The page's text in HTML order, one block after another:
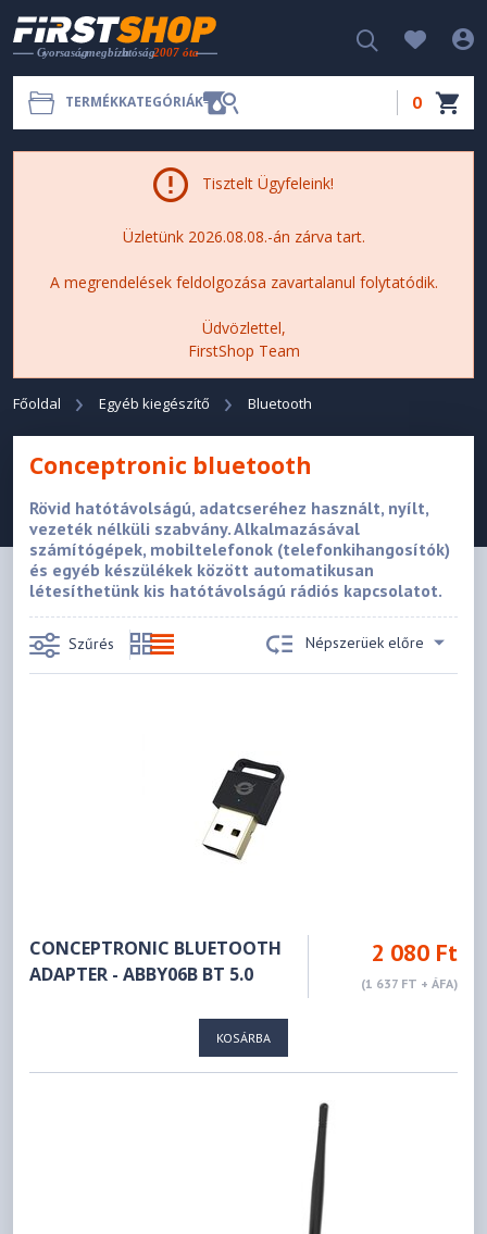
TERMÉKKATEGÓRIÁK 0
Tisztelt Ügyfeleink!
Üzletünk 2026.08.08.-án zárva tart.
A megrendelések feldolgozása zavartalanul folytatódik.
Üdvözlettel,
FirstShop Team
Főoldal Egyéb kiegészítő Bluetooth
Conceptronic bluetooth
Rövid hatótávolságú, adatcseréhez használt, nyílt,
vezeték nélküli szabvány. Alkalmazásával
számítógépek, mobiltelefonok (telefonkihangosítók)
és egyéb készülékek között automatikusan
létesíthetünk kis hatótávolságú rádiós kapcsolatot.
Szűrés Népszerüek előre
CONCEPTRONIC BLUETOOTH
ADAPTER - ABBY06B BT 5.0
2 080 Ft
(1 637 FT + ÁFA)
KOSÁRBA